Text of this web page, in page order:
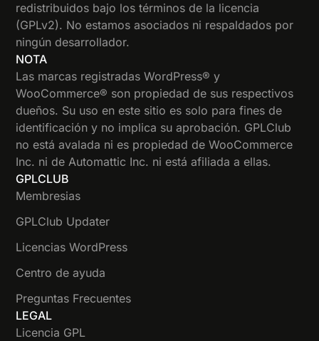
redistribuidos bajo los términos de la licencia
(GPLv2). No estamos asociados ni respaldados por
ningún desarrollador.
NOTA
Las marcas registradas WordPress® y
WooCommerce® son propiedad de sus respectivos
dueños. Su uso en este sitio es solo para fines de
identificación y no implica su aprobación. GPLClub
no está avalada ni es propiedad de WooCommerce
Inc. ni de Automattic Inc. ni está afiliada a ellas.
GPLCLUB
Membresias
GPLClub Updater
Licencias WordPress
Centro de ayuda
Preguntas Frecuentes
LEGAL
Licencia GPL